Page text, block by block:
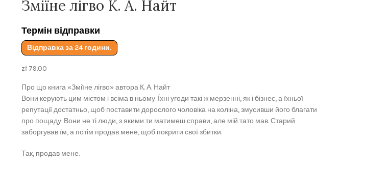
Зміїне лігво К. А. Найт
Термін відправки
Відправка за 24 години.
zł79.00
Про що книга «Зміїне лігво» автора К. А. Найт
Вони керують цим містом і всіма в ньому. Їхні угоди такі ж мерзенні, як і бізнес, а їхньої
репутації достатньо, щоб поставити дорослого чоловіка на коліна, змусивши його благати
про пощаду. Вони не ті люди, з якими ти матимеш справи, але мій тато мав. Старий
заборгував їм, а потім продав мене, щоб покрити свої збитки.
Так, продав мене.